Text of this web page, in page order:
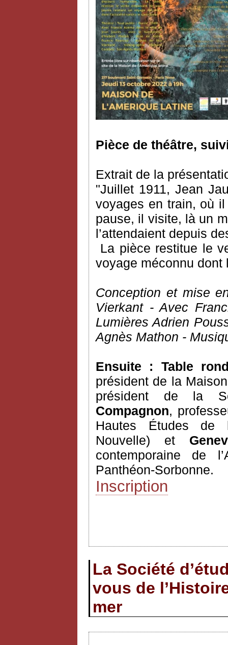
Pièce de théâtre,
Extrait de la
"Juillet 1911, Jean
voyages en train, où
pause, il visite, là un
l’attendaient depuis
La pièce restitue le
voyage méconnu dont
Conception et mise
Vierkant - Avec
Lumières Adrien
Agnès Mathon -
Ensuite : Table
président de la
président de la
Compagnon,
Hautes Études de
Nouvelle) et
contemporaine de
Panthéon-Sorbonne.
Inscription
La Société
vous de
mer